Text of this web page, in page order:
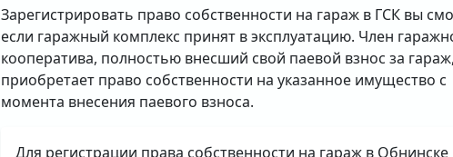
Зарегистрировать право собственности на гараж в ГСК вы
если гаражный комплекс принят в эксплуатацию. Член
кооператива, полностью внесший свой паевой взнос за гараж,
приобретает право собственности на указанное имущество с
момента внесения паевого взноса.
Для регистрации права собственности на гараж в Обнинске